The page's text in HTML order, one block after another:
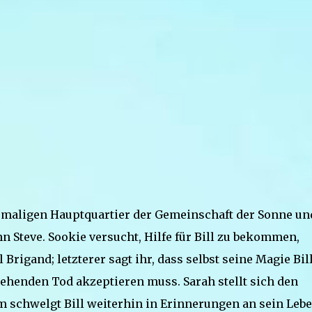
Hauptquartier der Gemeinschaft der Sonne
Sookie versucht, Hilfe für Bill zu bekommen,
letzterer sagt ihr, dass selbst seine Magie
Tod akzeptieren muss. Sarah stellt sich den
schwelgt Bill weiterhin in Erinnerungen an sein